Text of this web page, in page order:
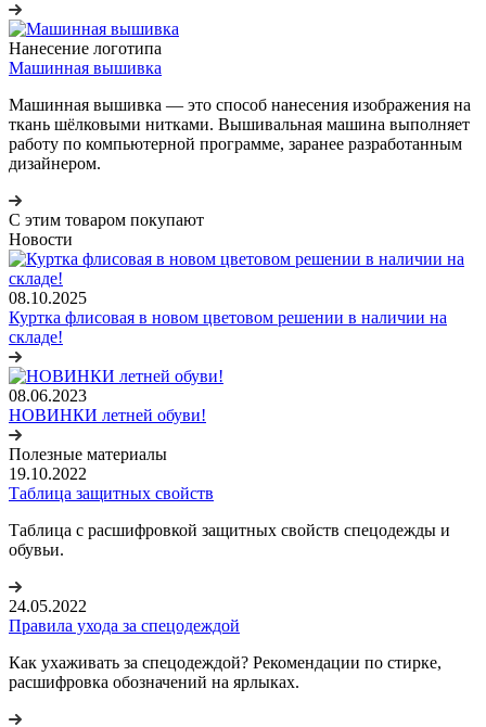
Нанесение логотипа
Машинная вышивка
Машинная вышивка — это способ нанесения изображения на
ткань шёлковыми нитками. Вышивальная машина выполняет
работу по компьютерной программе, заранее разработанным
дизайнером.
С этим товаром покупают
Новости
08.10.2025
Куртка флисовая в новом цветовом решении в наличии на
складе!
08.06.2023
НОВИНКИ летней обуви!
Полезные материалы
19.10.2022
Таблица защитных свойств
Таблица с расшифровкой защитных свойств спецодежды и
обувьи.
24.05.2022
Правила ухода за спецодеждой
Как ухаживать за спецодеждой? Рекомендации по стирке,
расшифровка обозначений на ярлыках.